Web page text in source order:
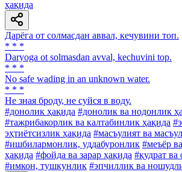
ҳақида
Дарёга от солмасдан аввал, кечувини топ.
* * *
Daryoga ot solmasdan avval, kechuvini top.
* * *
No safe wading in an unknown water.
* * *
He зная броду, не суйся в воду.
#донолик ҳақида #донолик ва нодонлик
#тажрибакорлик ва калтабинлик ҳақида
эҳтиётсизлик ҳақида #масъулият ва
#ишбилармонлик, уддабуронлик #меъёр
ҳақида #фойда ва зарар ҳақида #қудрат
#имкон, тушкунлик #эпчиллик ва